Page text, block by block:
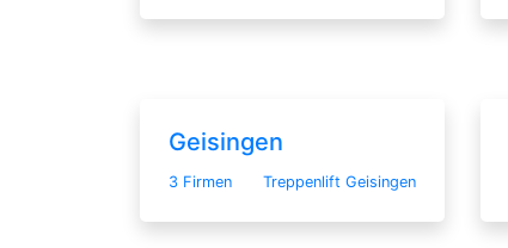
Geisingen
3 Firmen Treppenlift Geisingen